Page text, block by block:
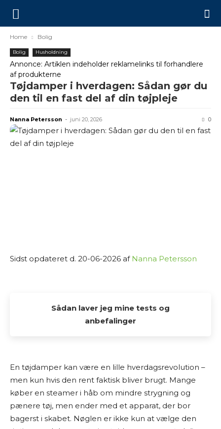
Home Bolig
Bolig Husholdning
Annonce: Artiklen indeholder reklamelinks til forhandlere
af produkterne
Tøjdamper i hverdagen: Sådan gør du
den til en fast del af din tøjpleje
Nanna Petersson - juni 20, 2026 0
Sidst opdateret d. 20-06-2026 af Nanna Petersson
Sådan laver jeg mine tests og
anbefalinger
fra min side. Jeg elsker at dykke ned i produkter,
sammenligne muligheder og dele min research
med andre, der også vil finde det bedste valg til
hjemmet.
En tøjdamper kan være en lille hverdagsrevolution –
men kun hvis den rent faktisk bliver brugt. Mange
køber en steamer i håb om mindre strygning og
pænere tøj, men ender med et apparat, der bor
bagerst i skabet. Nøglen er ikke kun at vælge den